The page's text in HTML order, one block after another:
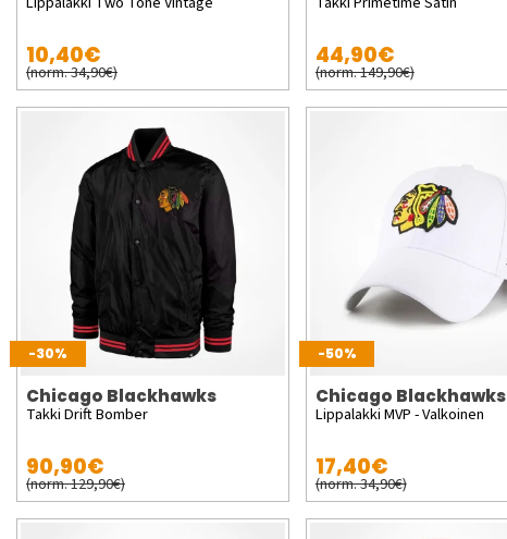
10,40€
(norm. 34,90€)
44,90€
(norm. 149,90€)
-30%
Chicago Blackhawks
Takki Drift Bomber
90,90€
(norm. 129,90€)
-50%
Chicago Blackhawks
Lippalakki MVP - Valkoinen
17,40€
(norm. 34,90€)